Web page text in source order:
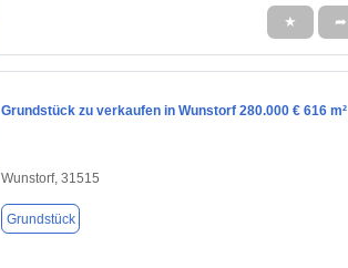
★ ➦
Grundstück zu verkaufen in Wunstorf 280.000 € 616 m²
Wunstorf, 31515
Grundstück